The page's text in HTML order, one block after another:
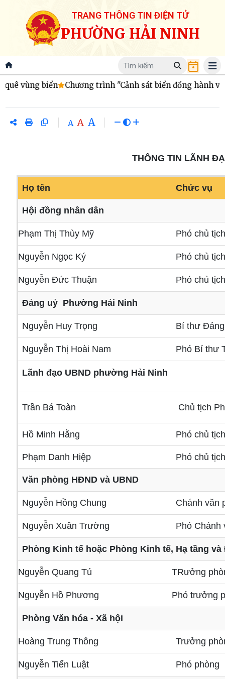
TRANG THÔNG TIN ĐIỆN TỬ
PHƯỜNG HẢI NINH
vùng biển Chương trình "Cảnh sát biển đồng hành với
A A A
THÔNG TIN LÃNH
Họ tên Chức vụ
Hội đồng nhân dân
Phạm Thị Thùy Mỹ Phó chủ
Nguyễn Ngọc Ký Phó chủ
Nguyễn Đức Thuận Phó chủ
Đảng uỷ Phường Hải Ninh
Nguyễn Huy Trọng Bí thư
Nguyễn Thị Hoài Nam Phó Bí thư
Lãnh đạo UBND phường Hải Ninh
Trần Bá Toàn Chủ tịch
Hồ Minh Hằng Phó chủ
Phạm Danh Hiệp Phó chủ
Văn phòng HĐND và UBND
Nguyễn Hồng Chung Chánh văn
Nguyễn Xuân Trường Phó Chánh
Phòng Kinh tế hoặc Phòng Kinh tế, Hạ tầng
Nguyễn Quang Tú TRưởng
Nguyễn Hồ Phương Phó trưởng
Phòng Văn hóa - Xã hội
Hoàng Trung Thông Trưởng
Nguyễn Tiến Luật Phó phòng